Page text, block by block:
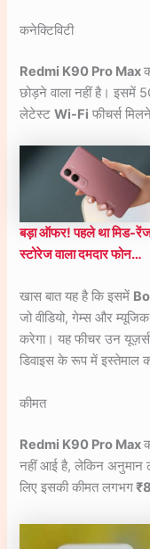
कनेक्टिविटी
Redmi K90 Pro Max
छोड़ने वाला नहीं है। इसमें
लेटेस्टWi-Fi फीचर्स
बड़ा ऑफर! पहले था मिड-
स्टोरेज वाला दमदार फोन…
खास बात यह है कि इसमें
जो वीडियो, गेम्स और
करेगा। यह फीचर उन
डिवाइस के रूप में इस्तेमाल
कीमत
Redmi K90 Pro Max
नहीं आई है, लेकिन अनुमान
लिए इसकी कीमत लगभग